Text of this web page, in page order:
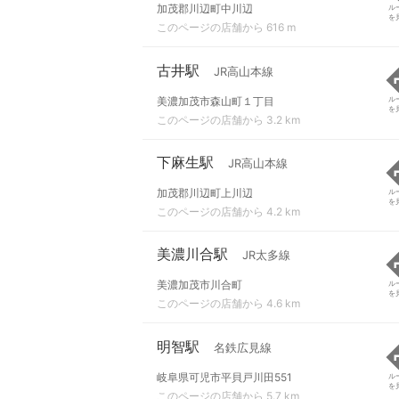
加茂郡川辺町中川辺
このページの店舗から 616 m
ル
を
古井駅 JR高山本線
美濃加茂市森山町１丁目
このページの店舗から 3.2 km
ル
を
下麻生駅 JR高山本線
加茂郡川辺町上川辺
このページの店舗から 4.2 km
ル
を
美濃川合駅 JR太多線
美濃加茂市川合町
このページの店舗から 4.6 km
ル
を
明智駅 名鉄広見線
岐阜県可児市平貝戸川田551
このページの店舗から 5.7 km
ル
を